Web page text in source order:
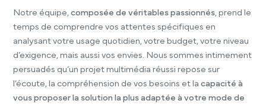
Notre équipe,composée de véritables passionnés, prend le
temps de comprendre vos attentes spécifiques en
analysant votre usage quotidien, votre budget, votre niveau
d’exigence, mais aussi vos envies. Nous sommes intimement
persuadés qu’un projet multimédia réussi repose sur
l’écoute, la compréhension de vos besoins et lacapacité à
vous proposer la solution la plus adaptée à votre mode de